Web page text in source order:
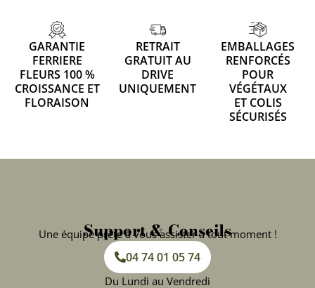
GARANTIE
FERRIERE
FLEURS 100 %
CROISSANCE ET
FLORAISON
RETRAIT
GRATUIT AU
DRIVE
UNIQUEMENT
EMBALLAGES
RENFORCÉS
POUR
VÉGÉTAUX
ET COLIS
SÉCURISÉS
Support & Conseils
Une équipe prête à vous assister à tout moment !
04 74 01 05 74
Du Lundi au Vendredi